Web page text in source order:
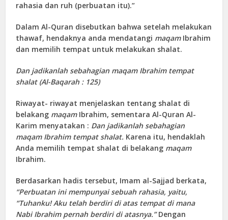
rahasia dan ruh (perbuatan itu).”
Dalam Al-Quran disebutkan bahwa setelah melakukan
thawaf, hendaknya anda mendatangi maqamIbrahim
dan memilih tempat untuk melakukan shalat.
Dan jadikanlah sebahagian maqam Ibrahim tempat
shalat (Al-Baqarah : 125)
Riwayat- riwayat menjelaskan tentang shalat di
belakang maqamIbrahim, sementara Al-Quran Al-
Karim menyatakan : Dan jadikanlah sebahagian
maqam Ibrahim tempat shalat. Karena itu, hendaklah
Anda memilih tempat shalat di belakang maqam
Ibrahim.
Berdasarkan hadis tersebut, Imam al-Sajjad berkata,
“Perbuatan ini mempunyai sebuah rahasia, yaitu,
“Tuhanku! Aku telah berdiri di atas tempat di mana
Nabi Ibrahim pernah berdiri di atasnya.”Dengan